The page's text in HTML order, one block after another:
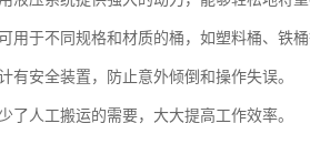
用于不同规格和材质的桶，如塑料桶、铁桶
有安全装置，防止意外倾倒和操作失误。
了人工搬运的需要，大大提高工作效率。